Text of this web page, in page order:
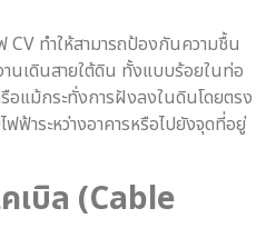
ทำให้สามารถป้องกันความชื้น
นเดินสายใต้ดิน ทั้งแบบร้อยในท่อ
แม้กระทั่งการฝังลงในดินโดยตรง
าระหว่างอาคารหรือไปยังจุดที่อยู่
เบิล (Cable